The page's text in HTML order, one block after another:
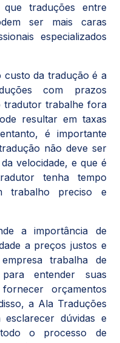
traduções entre
ser mais caras
especializados
da tradução é a
com prazos
tradutor trabalhe fora
resultar em taxas
é importante
não deve ser
velocidade, e que é
tenha tempo
trabalho preciso e
a importância de
a preços justos e
trabalha de
entender suas
orçamentos
a Ala Traduções
dúvidas e
o processo de